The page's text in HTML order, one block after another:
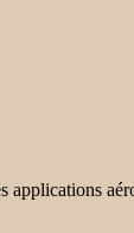
applications